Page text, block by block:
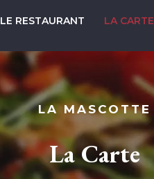
LE RESTAURANT LA CARTE
LA MASCOTTE
La Carte